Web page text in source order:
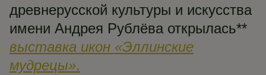
древнерусской культуры и искусства
имени Андрея Рублёва открылась**
выставка икон «Эллинские
мудрецы».